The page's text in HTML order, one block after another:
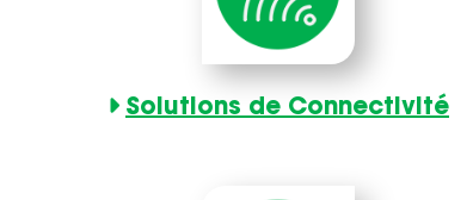
Solutions de Connectivité